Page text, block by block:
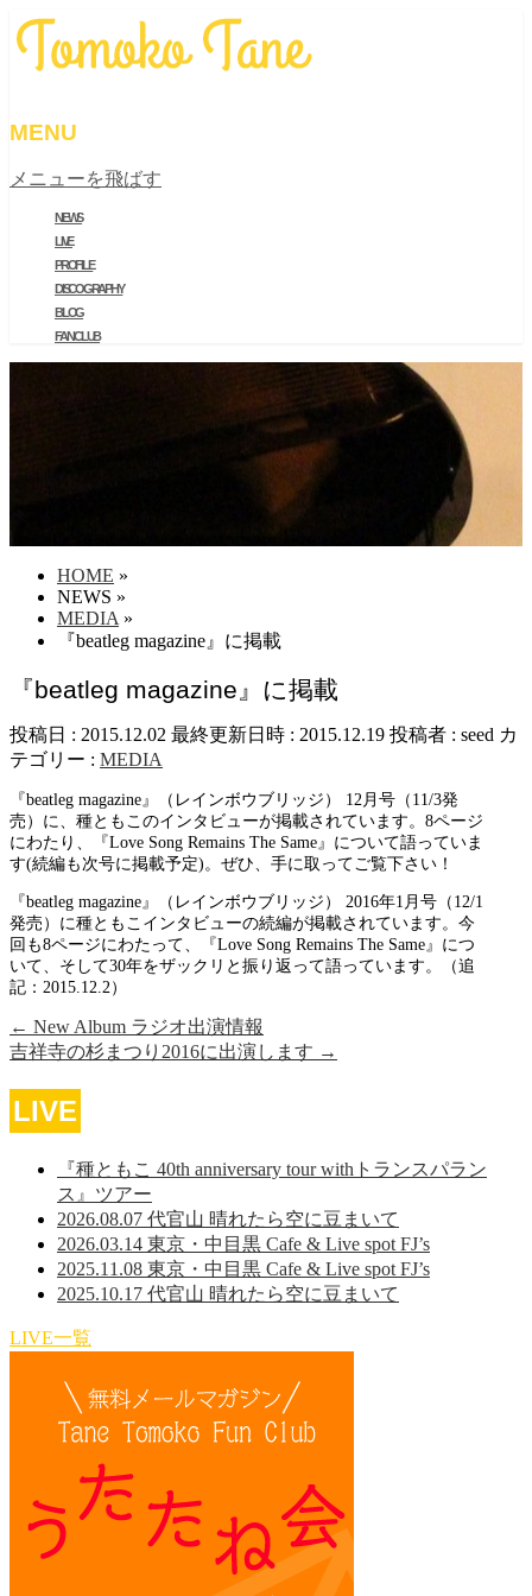
MENU
メニューを飛ばす
NEWS
LIVE
PROFILE
DISCOGRAPHY
BLOG
FAN CLUB
HOME »
NEWS »
MEDIA»
『beatleg magazine』に掲載
『beatleg magazine』に掲載
投稿日 : 2015.12.02 最終更新日時 : 2015.12.19 投稿者 : seed カ
テゴリー : MEDIA
『beatleg magazine』（レインボウブリッジ） 12月号（11/3発
売）に、種ともこのインタビューが掲載されています。8ページ
にわたり、『Love Song Remains The Same』について語っていま
す(続編も次号に掲載予定)。ぜひ、手に取ってご覧下さい！
『beatleg magazine』（レインボウブリッジ） 2016年1月号（12/1
発売）に種ともこインタビューの続編が掲載されています。今
回も8ページにわたって、『Love Song Remains The Same』につ
いて、そして30年をザックリと振り返って語っています。（追
記：2015.12.2）
← New Album ラジオ出演情報
吉祥寺の杉まつり2016に出演します →
LIVE
『種ともこ 40th anniversary tour withトランスパラン
ス』ツアー
2026.08.07 代官山 晴れたら空に豆まいて
2026.03.14 東京・中目黒 Cafe & Live spot FJ’s
2025.11.08 東京・中目黒 Cafe & Live spot FJ’s
2025.10.17 代官山 晴れたら空に豆まいて
LIVE一覧